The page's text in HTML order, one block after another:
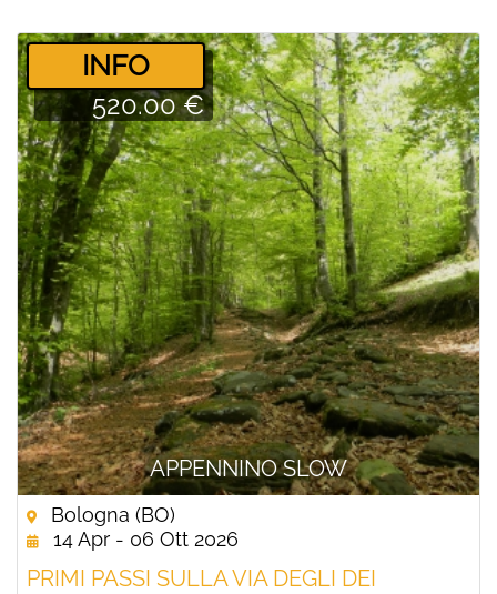
APPENNINO SLOW
­INFO
520.00 €
Bologna (BO)
14 Apr - 06 Ott 2026
PRIMI PASSI SULLA VIA DEGLI DEI